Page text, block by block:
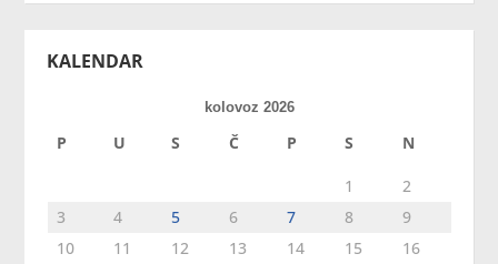
KALENDAR
kolovoz 2026
P U S Č P S N
1
2
3
4 5 6 7 8
9
10
11 12 13 14 15
16